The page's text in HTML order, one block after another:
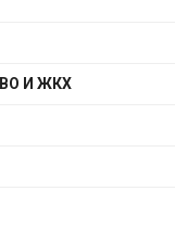
И ЖКХ